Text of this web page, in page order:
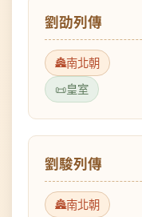
南北朝
皇室
劉駿列傳
南北朝
皇室